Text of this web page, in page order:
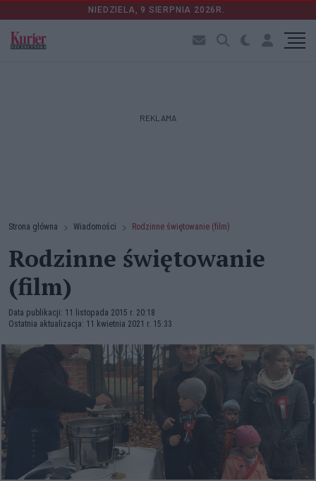
NIEDZIELA, 9 SIERPNIA 2026R.
REKLAMA
Strona główna Wiadomości Rodzinne świętowanie (film)
Rodzinne świętowanie
(film)
Data publikacji: 11 listopada 2015 r. 20:18
Ostatnia aktualizacja: 11 kwietnia 2021 r. 15:33